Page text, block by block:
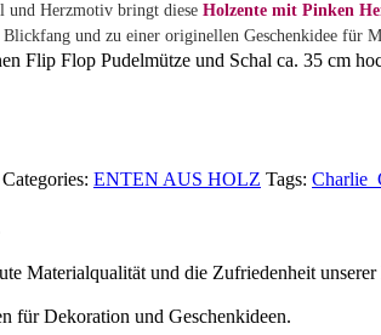
und Herzmotiv bringt diese Holzente mit Pinken
und zu einer originellen Geschenkidee für
Flip Flop Pudelmütze und Schal ca. 35 cm
Categories: ENTEN AUS HOLZ Tags:
Materialqualität und die Zufriedenheit